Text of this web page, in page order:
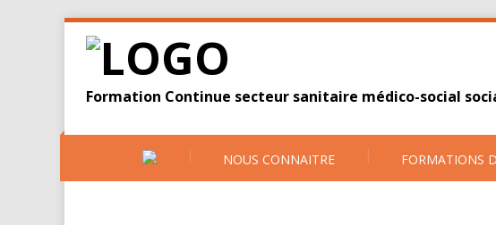
Formation Continue secteur sanitaire médico-social
NOUS CONNAITRE FORMATIONS